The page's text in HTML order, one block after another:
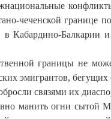
чеченской границе
Балкарии и
границы не
эмигрантов,
связями их
манить огни сытой